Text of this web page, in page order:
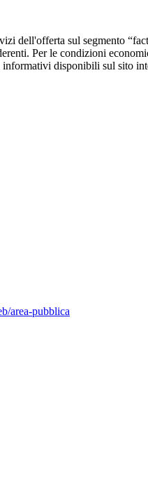
dell'offerta sul segmento
Per le condizioni
disponibili sul sito
area-pubblica